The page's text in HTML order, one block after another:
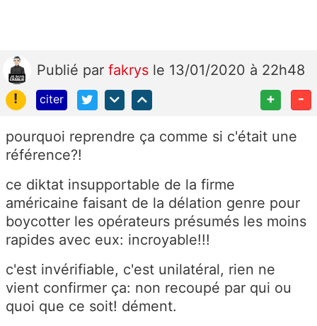
Publié par fakrys le 13/01/2020 à 22h48
!
citer + -
pourquoi reprendre ça comme si c'était une
référence?!
ce diktat insupportable de la firme
américaine faisant de la délation genre pour
boycotter les opérateurs présumés les moins
rapides avec eux: incroyable!!!
c'est invérifiable, c'est unilatéral, rien ne
vient confirmer ça: non recoupé par qui ou
quoi que ce soit! dément.